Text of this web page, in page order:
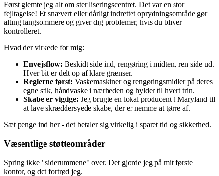
Først glemte jeg alt om steriliseringscentret. Det var en stor
fejltagelse! Et snævert eller dårligt indrettet oprydningsområde gør
alting langsommere og giver dig problemer, hvis du bliver
kontrolleret.
Hvad der virkede for mig:
Envejsflow: Beskidt side ind, rengøring i midten, ren side ud.
Hver bit er delt op af klare grænser.
Reglerne først: Vaskemaskiner og rengøringsmidler på deres
egne stik, håndvaske i nærheden og hylder til hvert trin.
Skabe er vigtige: Jeg brugte en lokal producent i Maryland til
at lave skræddersyede skabe, der er nemme at tørre af.
Sæt penge ind her - det betaler sig virkelig i sparet tid og sikkerhed.
Væsentlige støtteområder
Spring ikke "siderummene" over. Det gjorde jeg på mit første
kontor, og det fortrød jeg.